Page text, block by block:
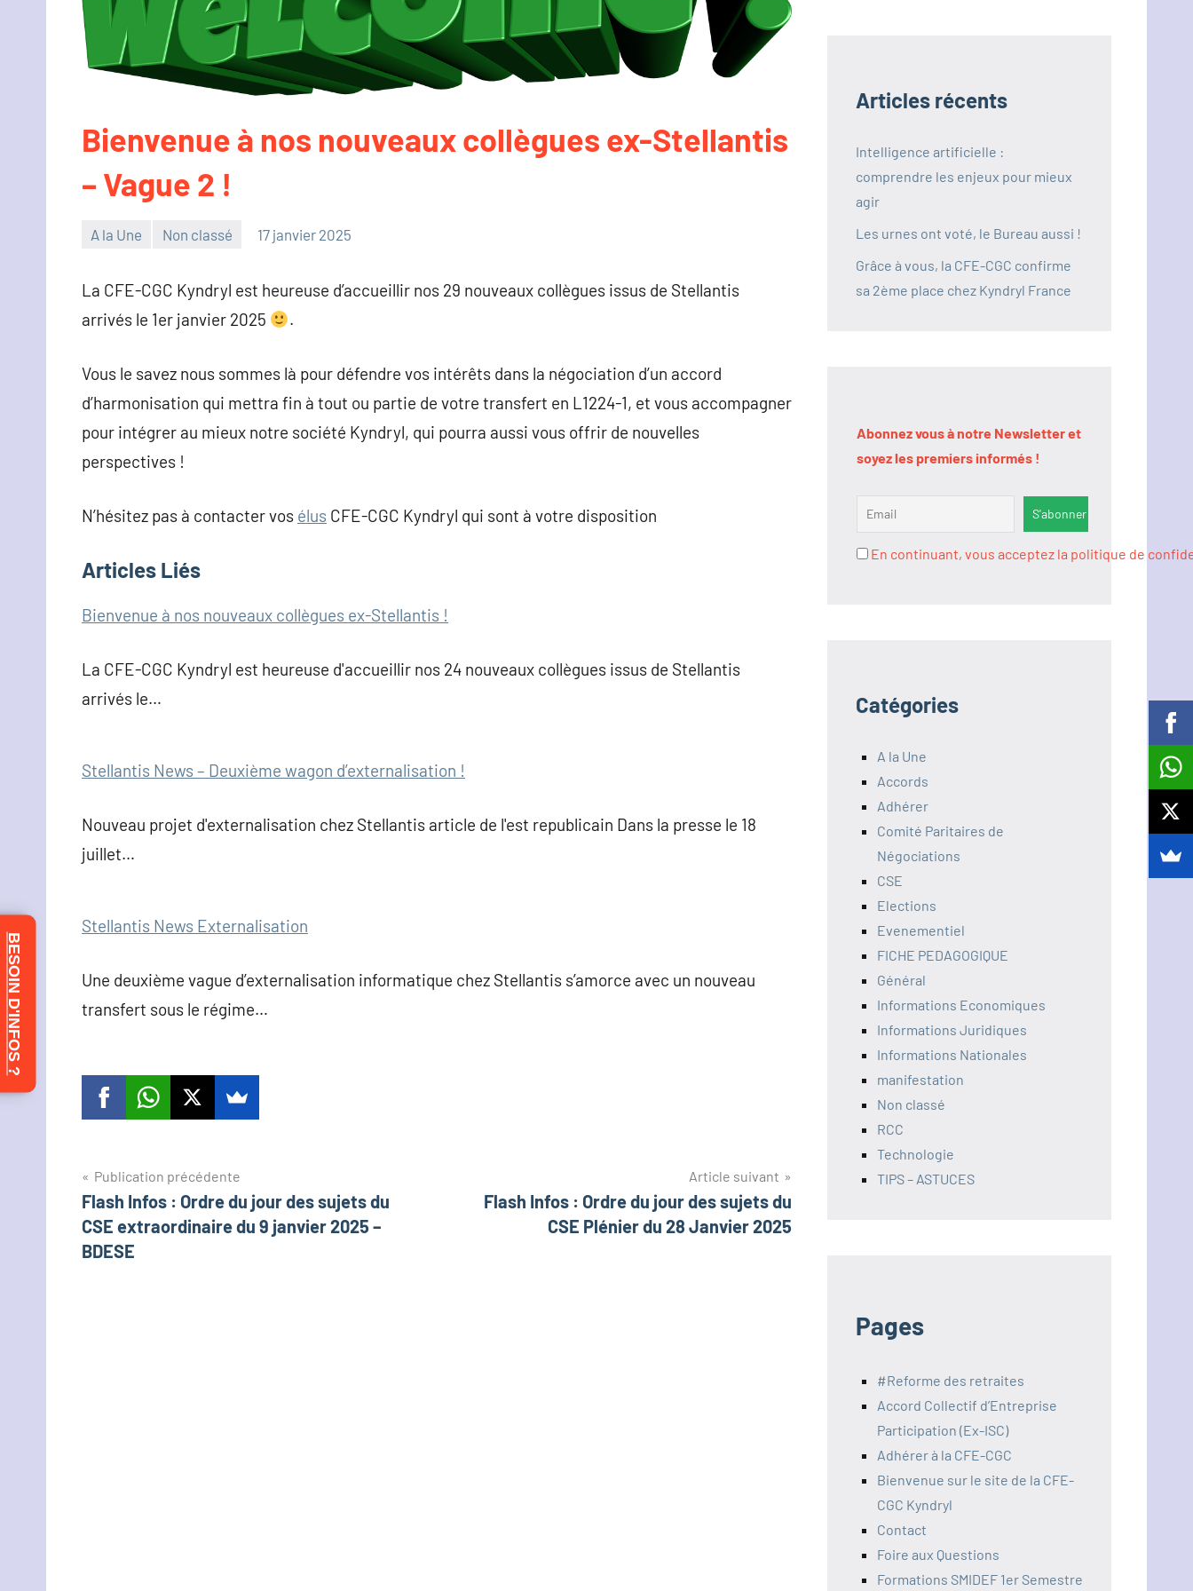
Bienvenue à nos nouveaux collègues ex-Stellantis
– Vague 2 !
A la Une Non classé 17 janvier 2025
La CFE-CGC Kyndryl est heureuse d’accueillir nos 29 nouveaux collègues issus de Stellantis
arrivés le 1er janvier 2025
.
Vous le savez nous sommes là pour défendre vos intérêts dans la négociation d’un accord
d’harmonisation qui mettra fin à tout ou partie de votre transfert en L1224-1, et vous accompagner
pour intégrer au mieux notre société Kyndryl, qui pourra aussi vous offrir de nouvelles
perspectives !
N’hésitez pas à contacter vos élus CFE-CGC Kyndryl qui sont à votre disposition
Articles Liés
Bienvenue à nos nouveaux collègues ex-Stellantis !
La CFE-CGC Kyndryl est heureuse d'accueillir nos 24 nouveaux collègues issus de Stellantis
arrivés le…
Stellantis News – Deuxième wagon d’externalisation !
Nouveau projet d'externalisation chez Stellantis article de l'est republicain Dans la presse le 18
juillet…
Stellantis News Externalisation
Une deuxième vague d’externalisation informatique chez Stellantis s’amorce avec un nouveau
transfert sous le régime…
Navigation
de
l’article
Publication précédente
Flash Infos : Ordre du jour des sujets du
CSE extraordinaire du 9 janvier 2025 –
BDESE
Article suivant
Flash Infos : Ordre du jour des sujets du
CSE Plénier du 28 Janvier 2025
Articles récents
Intelligence artificielle :
comprendre les enjeux pour mieux
agir
Les urnes ont voté, le Bureau aussi !
Grâce à vous, la CFE-CGC confirme
sa 2ème place chez Kyndryl France
Abonnez vous à notre Newsletter et
soyez les premiers informés !
En continuant, vous acceptez la politique de
Catégories
A la Une
Accords
Adhérer
Comité Paritaires de
Négociations
CSE
Elections
Evenementiel
FICHE PEDAGOGIQUE
Général
Informations Economiques
Informations Juridiques
Informations Nationales
manifestation
Non classé
RCC
Technologie
TIPS – ASTUCES
Pages
#Reforme des retraites
Accord Collectif d’Entreprise
Participation (Ex-ISC)
Adhérer à la CFE-CGC
Bienvenue sur le site de la CFE-
CGC Kyndryl
Contact
Foire aux Questions
Formations SMIDEF 1er Semestre
BESOIN D'INFOS ?